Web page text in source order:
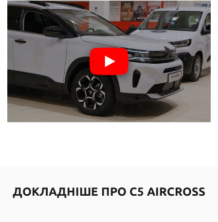
ДОКЛАДНІШЕ ПРО C5 AIRCROSS